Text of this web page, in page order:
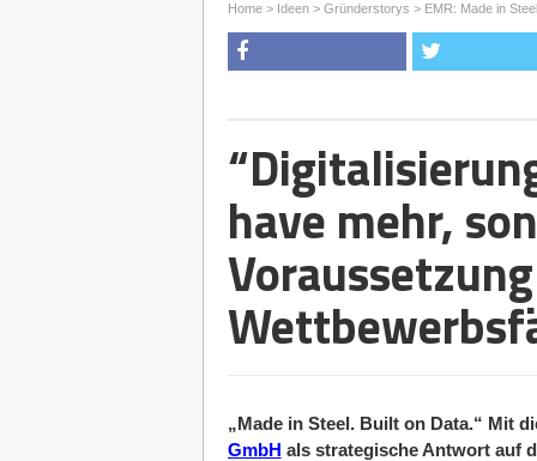
Home> Ideen> Gründerstorys > EMR: Made in
have mehr,
„Made in Steel. Built on Data.“ Mit
GmbH als strategische Antwort auf